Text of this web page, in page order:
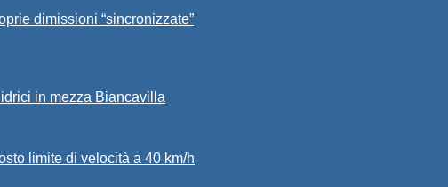
dimissioni “sincronizzate”
in mezza Biancavilla
limite di velocità a 40 km/h